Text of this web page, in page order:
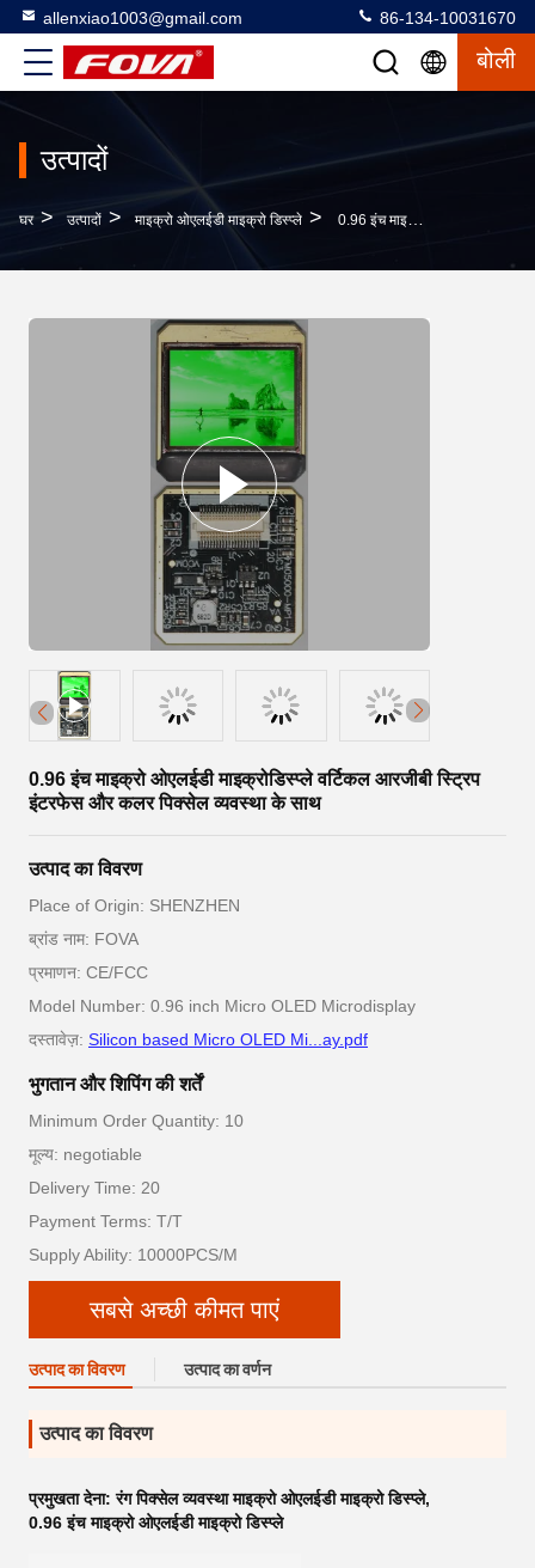
allenxiao1003@gmail.com 86-134-10031670
बोली
उत्पादों
घर > उत्पादों > माइक्रो ओएलईडी माइक्रो डिस्प्ले > 0.96 इंच माइक्रो ओएलईडी माइक्रोडिस्प्ले वर्टिकल आरजीबी स्ट्रिप इंटरफेस और कलर पिक्सेल व्यवस्था के साथ
0.96 इंच माइक्रो ओएलईडी माइक्रोडिस्प्ले वर्टिकल आरजीबी स्ट्रिप
इंटरफेस और कलर पिक्सेल व्यवस्था के साथ
उत्पाद का विवरण
Place of Origin: SHENZHEN
ब्रांड नाम: FOVA
प्रमाणन: CE/FCC
Model Number: 0.96 inch Micro OLED Microdisplay
दस्तावेज़: Silicon based Micro OLED Mi...ay.pdf
भुगतान और शिपिंग की शर्तें
Minimum Order Quantity: 10
मूल्य: negotiable
Delivery Time: 20
Payment Terms: T/T
Supply Ability: 10000PCS/M
सबसे अच्छी कीमत पाएं
उत्पाद का विवरण उत्पाद का वर्णन
उत्पाद का विवरण
प्रमुखता देना:रंग पिक्सेल व्यवस्था माइक्रो ओएलईडी माइक्रो डिस्प्ले,
0.96 इंच माइक्रो ओएलईडी माइक्रो डिस्प्ले